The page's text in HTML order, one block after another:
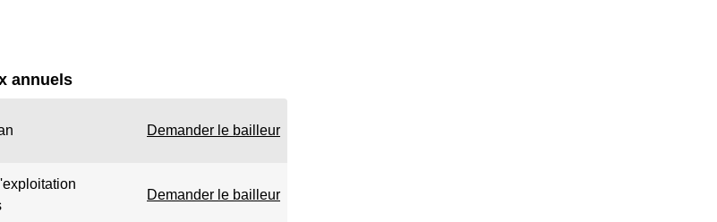
annuels
Demander le bailleur
Demander le bailleur